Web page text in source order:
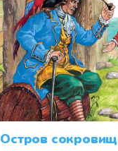
Остров сокровищ